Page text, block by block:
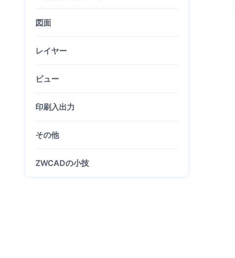
図面
レイヤー
ビュー
印刷入出力
その他
ZWCADの小技